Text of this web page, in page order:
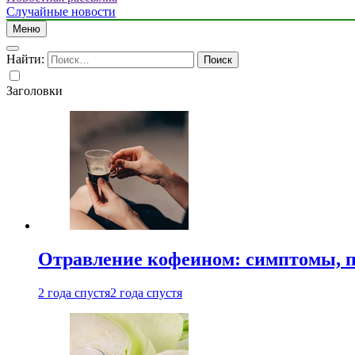
Случайные новости
Меню
Найти:
Заголовки
Отравление кофеином: симптомы,
2 года спустя2 года спустя